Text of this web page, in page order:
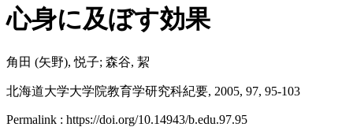
心身に及ぼす効果
角田 (矢野), 悦子; 森谷, 絜
北海道大学大学院教育学研究科紀要, 2005, 97, 95-103
Permalink : https://doi.org/10.14943/b.edu.97.95